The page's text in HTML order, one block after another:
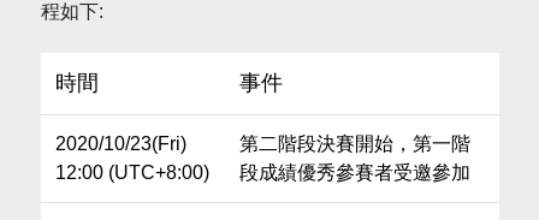
程如下:
時間 事件
2020/10/23(Fri)
12:00 (UTC+8:00)
第二階段決賽開始，第一階
段成績優秀參賽者受邀參加